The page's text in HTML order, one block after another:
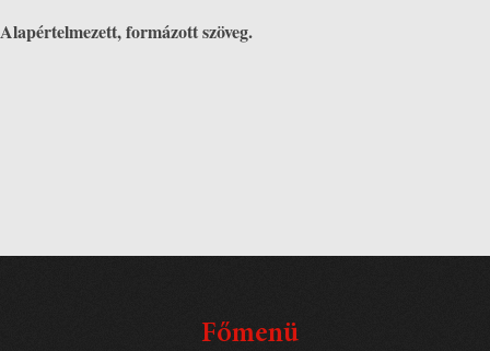
Alapértelmezett, formázott szöveg.
Főmenü